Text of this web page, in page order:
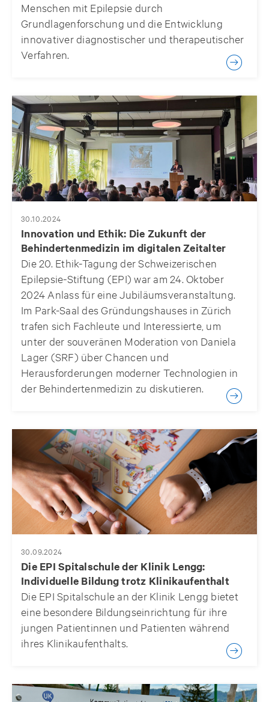
Menschen mit Epilepsie durch
Grundlagenforschung und die Entwicklung
innovativer diagnostischer und therapeutischer
Verfahren.
30.10.2024
Innovation und Ethik: Die Zukunft der
Behindertenmedizin im digitalen Zeitalter
Die 20. Ethik-Tagung der Schweizerischen
Epilepsie-Stiftung (EPI) war am 24. Oktober
2024 Anlass für eine Jubiläumsveranstaltung.
Im Park-Saal des Gründungshauses in Zürich
trafen sich Fachleute und Interessierte, um
unter der souveränen Moderation von Daniela
Lager (SRF) über Chancen und
Herausforderungen moderner Technologien in
der Behindertenmedizin zu diskutieren.
30.09.2024
Die EPI Spitalschule der Klinik Lengg:
Individuelle Bildung trotz Klinikaufenthalt
Die EPI Spitalschule an der Klinik Lengg bietet
eine besondere Bildungseinrichtung für ihre
jungen Patientinnen und Patienten während
ihres Klinikaufenthalts.